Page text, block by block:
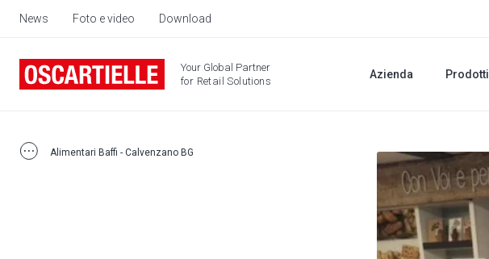
News Foto e video Download
Your Global Partner
for Retail Solutions
Azienda Prodotti
Alimentari Baffi - Calvenzano BG